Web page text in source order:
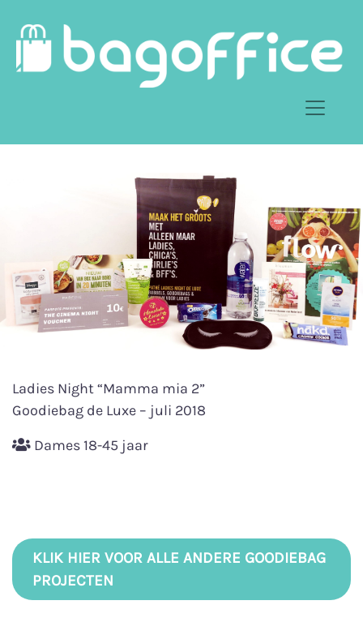
Ladies Night “Mamma mia 2”
Goodiebag de Luxe – juli 2018
Dames 18-45 jaar
KLIK HIER VOOR ALLE ANDERE GOODIEBAG
PROJECTEN